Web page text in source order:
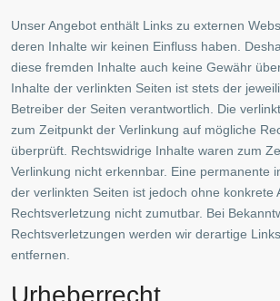
Unser Angebot enthält Links zu externen
deren Inhalte wir keinen Einfluss haben.
diese fremden Inhalte auch keine Gewähr
Inhalte der verlinkten Seiten ist stets der
Betreiber der Seiten verantwortlich. Die
zum Zeitpunkt der Verlinkung auf mögliche
überprüft. Rechtswidrige Inhalte waren zum
Verlinkung nicht erkennbar. Eine permanente
der verlinkten Seiten ist jedoch ohne konkrete
Rechtsverletzung nicht zumutbar. Bei
Rechtsverletzungen werden wir derartige
entfernen.
Urheberrecht
Geschäftsbereich Investment
D-90455 Nürnberg
+49 (0)911 93116218
+49 (0)5520 999 76-1
hw.mellmann@degima-invest.de
Webseite